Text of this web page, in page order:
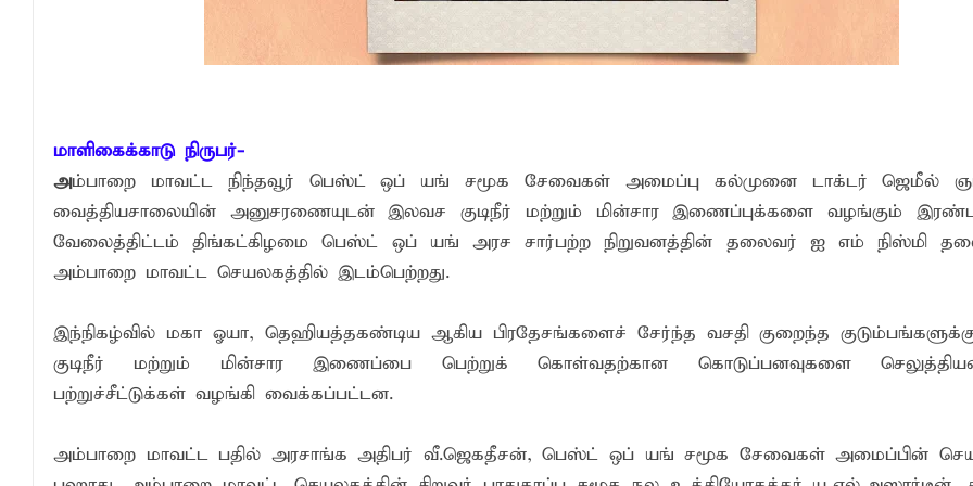
சாய்ந்தமருது ரியல் பிளாஸ்டர் விளையாட்டுக் கழகத்தின் ரீஜென்சி டி20 பிளாஸ்ட் கிரிக்கெட் சுற்றுப்போட்டி
மாளிகைக்காடு நிருபர்-
அம்பாறை மாவட்ட நிந்தவூர் பெஸ்ட் ஒப் யங் சமூக சேவைகள் அமைப்பு கல்முனை டாக்டர் ஜெமீல்
வைத்தியசாலையின் அனுசரணையுடன் இலவச குடிநீர் மற்றும் மின்சார இணைப்புக்களை வழங்கும்
வேலைத்திட்டம் திங்கட்கிழமை பெஸ்ட் ஒப் யங் அரச சார்பற்ற நிறுவனத்தின் தலைவர் ஐ எம் நிஸ்மி
அம்பாறை மாவட்ட செயலகத்தில் இடம்பெற்றது.
இந்நிகழ்வில் மகா ஓயா, தெஹியத்தகண்டிய ஆகிய பிரதேசங்களைச் சேர்ந்த வசதி குறைந்த குடும்பங்களுக்கு
குடிநீர் மற்றும் மின்சார இணைப்பை பெற்றுக் கொள்வதற்கான கொடுப்பனவுகளை
பற்றுச்சீட்டுக்கள் வழங்கி வைக்கப்பட்டன.
அம்பாறை மாவட்ட பதில் அரசாங்க அதிபர் வீ.ஜெகதீசன், பெஸ்ட் ஒப் யங் சமூக சேவைகள் அமைப்பின்